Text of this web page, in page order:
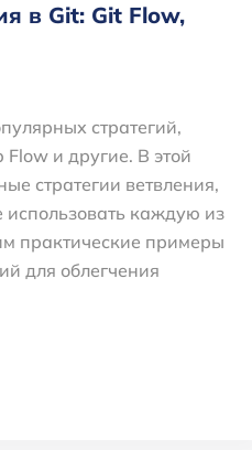
в Git: Git Flow,
стратегий,
и другие. В этой
стратегии ветвления,
использовать каждую из
практические примеры
для облегчения